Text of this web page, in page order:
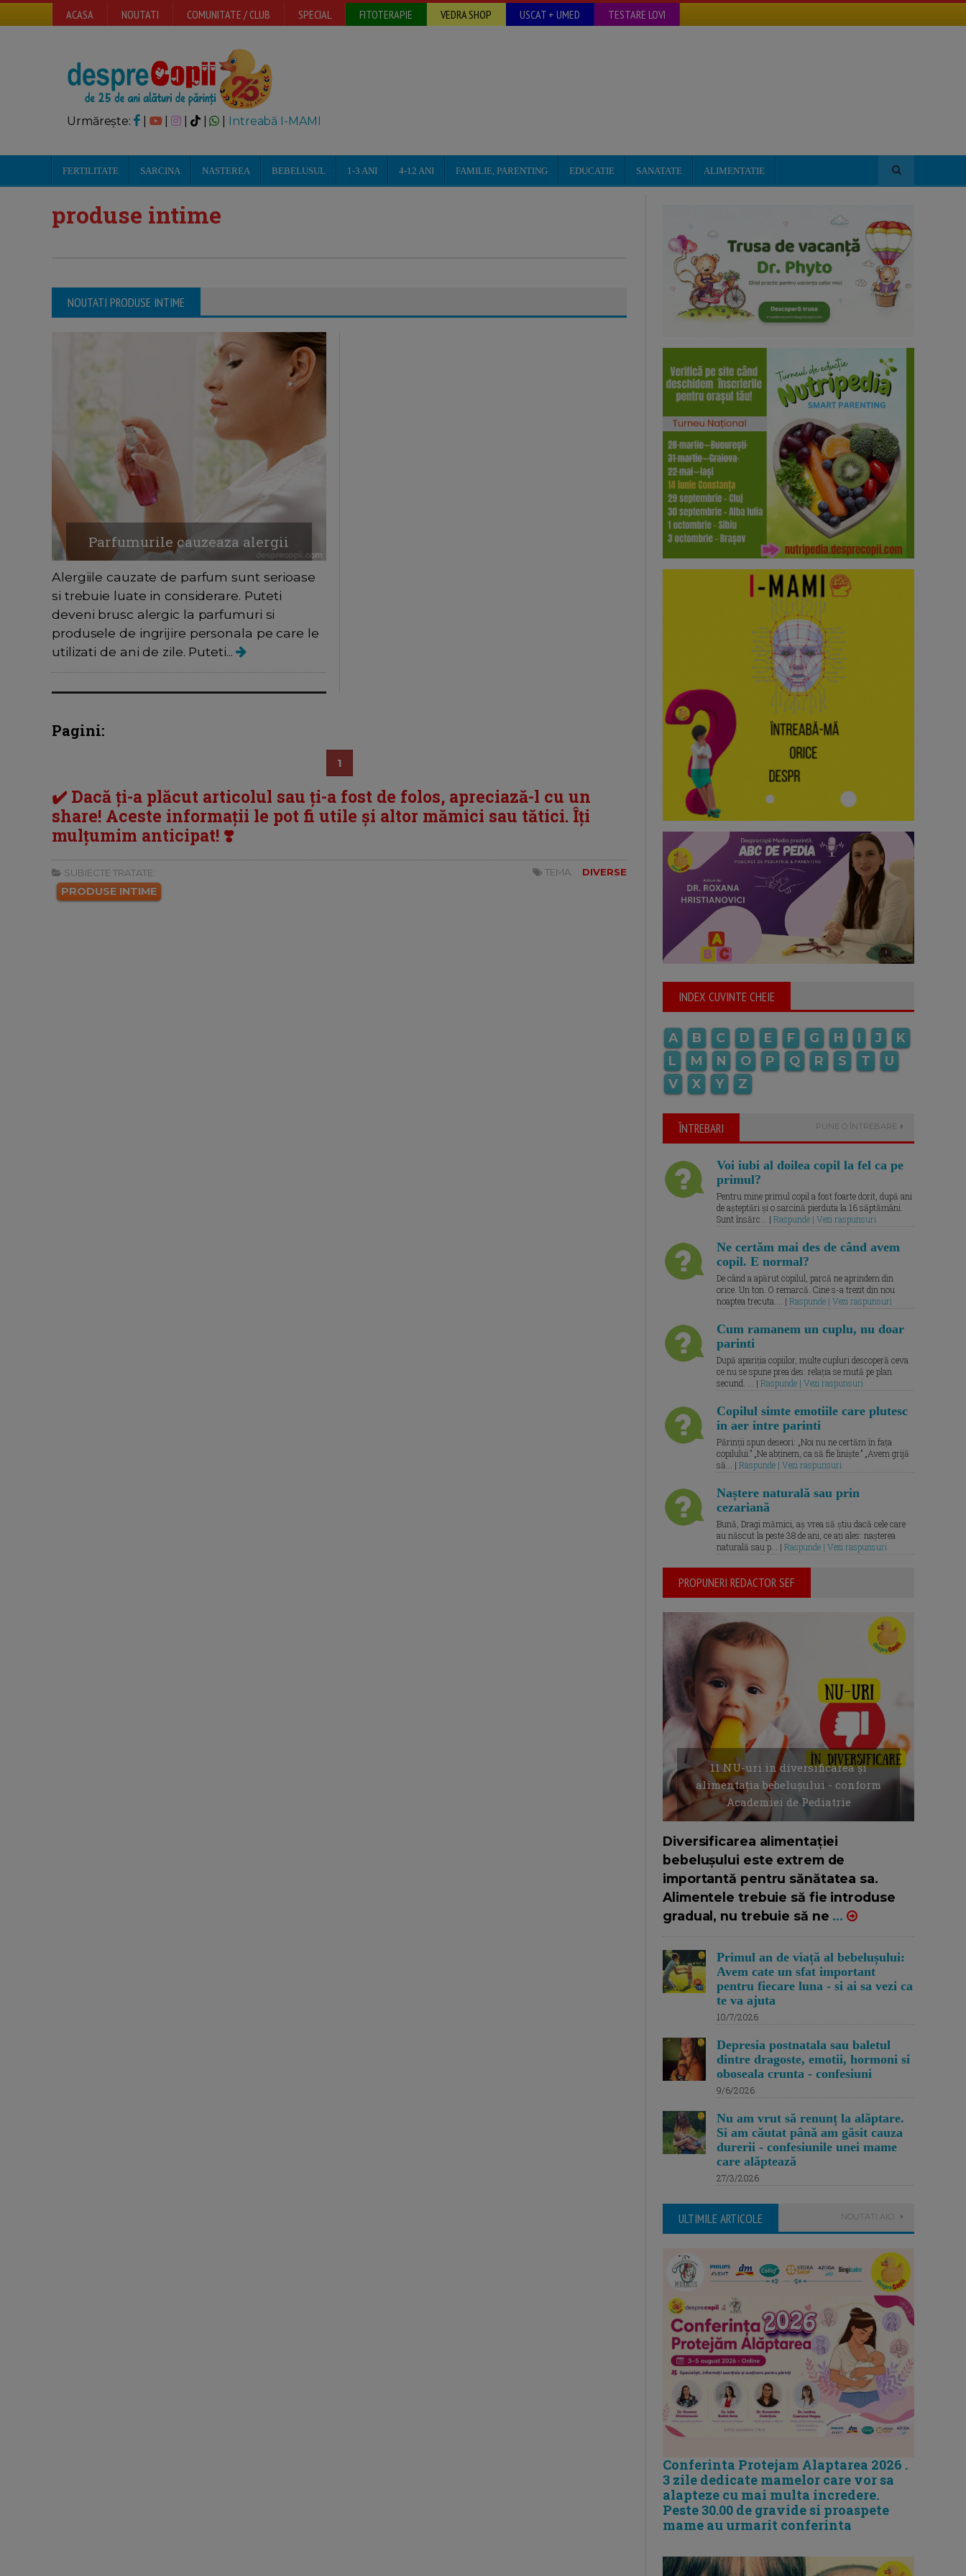
ACASA NOUTATI COMUNITATE / CLUB SPECIAL FITOTERAPIE VEDRA SHOP USCAT + UMED TESTARE LOVI
Urmărește: | | Intreabă I-MAMI
FERTILITATE SARCINA NASTEREA BEBELUSUL 1-3 ANI 4-12 ANI FAMILIE, PARENTING EDUCATIE SANATATE ALIMENTATIE
produse intime
NOUTATI PRODUSE INTIME
Parfumurile cauzeaza alergii
Alergiile cauzate de parfum sunt serioase
si trebuie luate in considerare. Puteti
deveni brusc alergic la parfumuri si
produsele de ingrijire personala pe care le
utilizati de ani de zile. Puteti...
Pagini:
1
✔️ Dacă ți-a plăcut articolul sau ți-a fost de folos, apreciază-l cu un
share! Aceste informații le pot fi utile și altor mămici sau tătici. Îți
mulțumim anticipat! ❣️
SUBIECTE TRATATE:
PRODUSE INTIME
TEMA: DIVERSE
INDEX CUVINTE CHEIE
A B C D E F G H I J
K
L
M N O P Q R S T
U
V
X Y Z
ÎNTREBARI PUNE O ÎNTREBARE
Voi iubi al doilea copil la fel ca pe
primul?
Pentru mine primul copil a fost foarte dorit, după ani
de așteptări și o sarcină pierduta la 16 săptămâni.
Sunt însărc... | Raspunde | Vezi raspunsuri
Ne certăm mai des de când avem
copil. E normal?
De când a apărut copilul, parcă ne aprindem din
orice. Un ton. O remarcă. Cine s-a trezit din nou
noaptea trecuta.... | Raspunde | Vezi raspunsuri
Cum ramanem un cuplu, nu doar
parinti
După apariția copiilor, multe cupluri descoperă ceva
ce nu se spune prea des: relația se mută pe plan
secund. ... | Raspunde | Vezi raspunsuri
Copilul simte emotiile care plutesc
in aer intre parinti
Părinții spun deseori: „Noi nu ne certăm în fața
copilului.” „Ne abținem, ca să fie liniște.” „Avem grijă
să... | Raspunde | Vezi raspunsuri
Naștere naturală sau prin
cezariană
Bună, Dragi mămici, aș vrea să știu dacă cele care
au născut la peste 38 de ani, ce ați ales: nașterea
naturală sau p... | Raspunde | Vezi raspunsuri
PROPUNERI REDACTOR SEF
11 NU-uri in diversificarea și
alimentația bebelușului - conform
Academiei de Pediatrie
Diversificarea alimentației
bebelușului este extrem de
importantă pentru sănătatea sa.
Alimentele trebuie să fie introduse
gradual, nu trebuie să ne ...
Primul an de viață al bebelușului:
Avem cate un sfat important
pentru fiecare luna - si ai sa vezi ca
te va ajuta
10/7/2026
Depresia postnatala sau baletul
dintre dragoste, emotii, hormoni si
oboseala crunta - confesiuni
9/6/2026
Nu am vrut să renunț la alăptare.
Si am căutat până am găsit cauza
durerii - confesiunile unei mame
care alăptează
27/3/2026
ULTIMILE ARTICOLE NOUTATI AICI
Conferinta Protejam Alaptarea 2026 .
3 zile dedicate mamelor care vor sa
alapteze cu mai multa incredere.
Peste 30.00 de gravide si proaspete
mame au urmarit conferinta